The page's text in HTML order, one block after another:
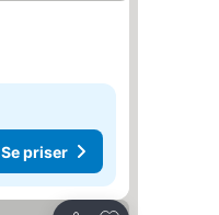
Se priser